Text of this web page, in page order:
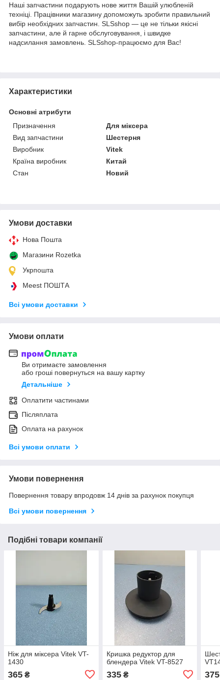
Наші запчастини подарують нове життя Вашій улюбленій
техніці. Працівники магазину допоможуть зробити правильний
вибір необхідних запчастин. SLSshop — це не тільки якісні
запчастини, але й гарне обслуговування, і швидке
надсилання замовлень. SLSshop-працюємо для Вас!
Характеристики
Основні атрибути
Призначення
Для міксера
Вид запчастини
Шестерня
Виробник
Vitek
Країна виробник
Китай
Стан
Новий
Умови доставки
Нова Пошта
Магазини Rozetka
Укрпошта
Meest ПОШТА
Всі умови доставки
Умови оплати
Ви отримаєте замовлення
або гроші повернуться на вашу картку
Детальніше
Оплатити частинами
Післяплата
Оплата на рахунок
Всі умови оплати
Умови повернення
Повернення товару впродовж 14 днів за рахунок покупця
Всі умови повернення
Подібні товари компанії
Ніж для міксера Vitek VT-
1430
365 ₴
Кришка редуктор для
блендера Vitek VT-8527
335₴ 375